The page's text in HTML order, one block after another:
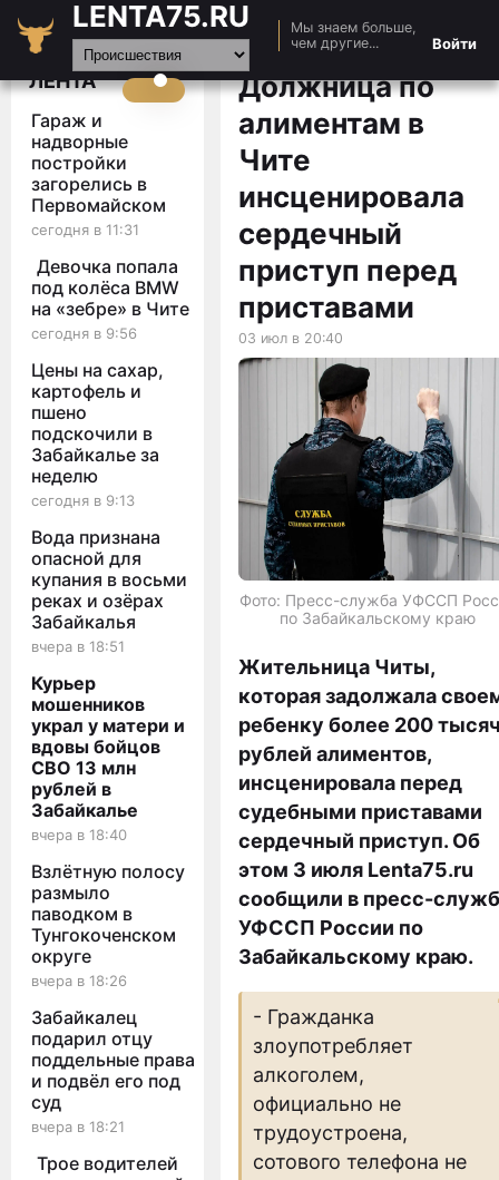
LENTA75.RU
Мы знаем больше,
чем другие...
Войти
Главная
Новости
Видео
Статьи
ЛЕНТА
Гараж и
надворные
постройки
загорелись в
Первомайском
сегодня в 11:31
Девочка попала
под колёса BMW
на «зебре» в Чите
сегодня в 9:56
Цены на сахар,
картофель и
пшено
подскочили в
Забайкалье за
неделю
сегодня в 9:13
Вода признана
опасной для
купания в восьми
реках и озёрах
Забайкалья
вчера в 18:51
Курьер
мошенников
украл у матери и
вдовы бойцов
СВО 13 млн
рублей в
Забайкалье
вчера в 18:40
Взлётную полосу
размыло
паводком в
Тунгокоченском
округе
вчера в 18:26
Забайкалец
подарил отцу
поддельные права
и подвёл его под
суд
вчера в 18:21
Трое водителей
Должница по
алиментам в
Чите
инсценировала
сердечный
приступ перед
приставами
03 июл в 20:40
Фото: Пресс-служба УФССП
по Забайкальскому краю
Жительница Читы,
которая задолжала
ребенку более 200
рублей алиментов,
инсценировала перед
судебными приставами
сердечный приступ. Об
этом 3 июля Lenta75.ru
сообщили в пресс-
УФССП России по
Забайкальскому краю.
- Гражданка
злоупотребляет
алкоголем,
официально не
трудоустроена,
сотового телефона не